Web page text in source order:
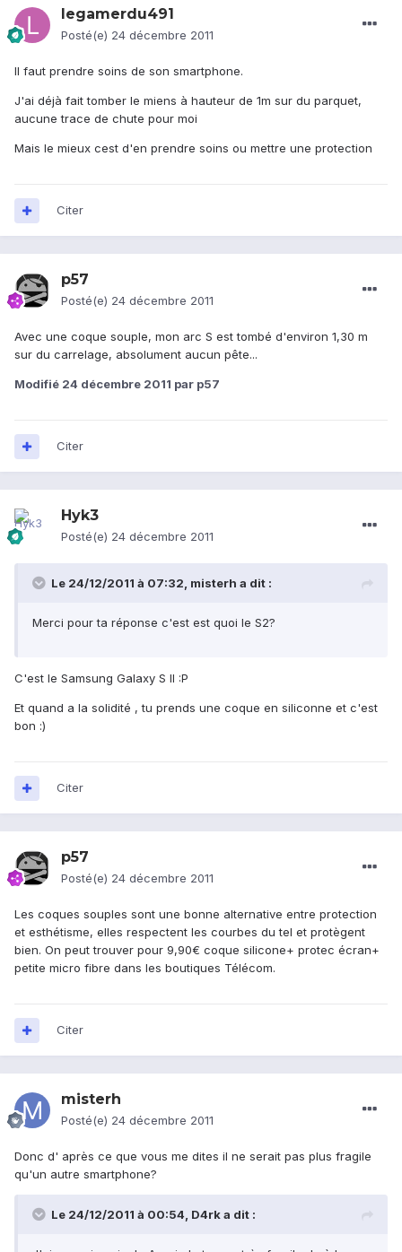
legamerdu491
Posté(e) 24 décembre 2011
Il faut prendre soins de son smartphone.
J'ai déjà fait tomber le miens à hauteur de 1m sur du parquet,
aucune trace de chute pour moi
Mais le mieux cest d'en prendre soins ou mettre une protection
Citer
p57
Posté(e) 24 décembre 2011
Avec une coque souple, mon arc S est tombé d'environ 1,30 m
sur du carrelage, absolument aucun pête...
Modifié 24 décembre 2011 par p57
Citer
Hyk3
Posté(e) 24 décembre 2011
Le 24/12/2011 à 07:32, misterh a dit :
Merci pour ta réponse c'est est quoi le S2?
C'est le Samsung Galaxy S II :P
Et quand a la solidité , tu prends une coque en siliconne et c'est
bon :)
Citer
p57
Posté(e) 24 décembre 2011
Les coques souples sont une bonne alternative entre protection
et esthétisme, elles respectent les courbes du tel et protègent
bien. On peut trouver pour 9,90€ coque silicone+ protec écran+
petite micro fibre dans les boutiques Télécom.
Citer
misterh
Posté(e) 24 décembre 2011
Donc d' après ce que vous me dites il ne serait pas plus fragile
qu'un autre smartphone?
Le 24/12/2011 à 00:54, D4rk a dit :